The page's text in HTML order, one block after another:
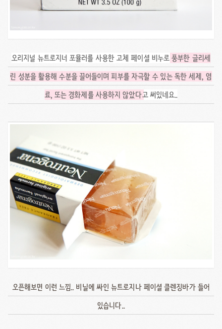
오리지널 뉴트로지너 포뮬러를 사용한 고체 페이셜 비누로풍부한 글리세
린 성분을 활용해 수분을 끌어들이며 피부를 자극할 수 있는 독한 세제, 염
료, 또는 경화제를 사용하지 않았다고 써있네요..
오픈해보면 이런 느낌.. 비닐에 싸인 뉴트로지나 페이셜 클렌징바가 들어
있습니다..